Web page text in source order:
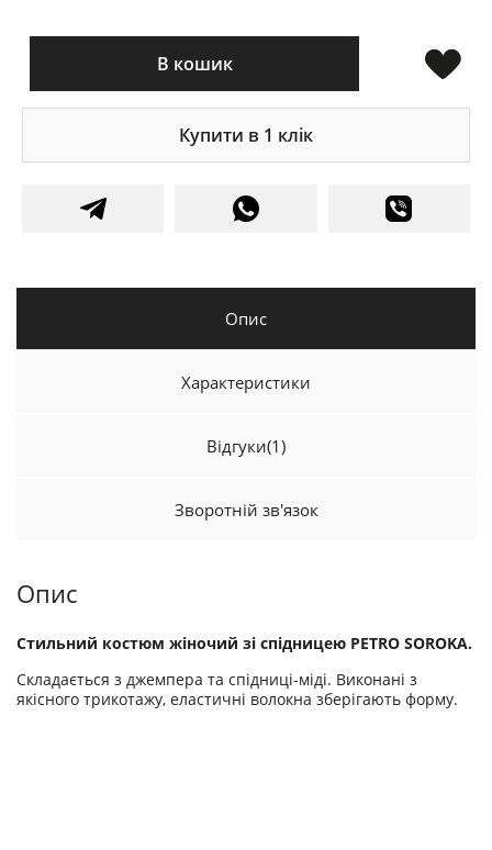
В кошик
Купити в 1 клік
Опис
Характеристики
Відгуки(1)
Зворотній зв'язок
Опис
Стильний костюм жіночий зі спідницею PETRO SOROKA.
Складається з джемпера та спідниці-міді. Виконані з
якісного трикотажу, еластичні волокна зберігають форму.